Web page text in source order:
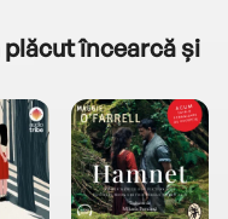
plăcut încearcă și